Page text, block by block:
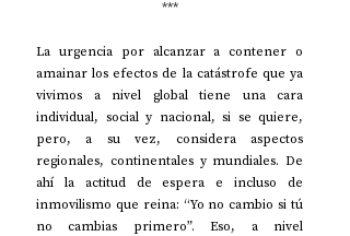
***
La urgencia por alcanzar a contener o
amainar los efectos de la catástrofe que ya
vivimos a nivel global tiene una cara
individual, social y nacional, si se quiere,
pero, a su vez, considera aspectos
regionales, continentales y mundiales. De
ahí la actitud de espera e incluso de
inmovilismo que reina: “Yo no cambio si tú
no cambias primero”. Eso, a nivel